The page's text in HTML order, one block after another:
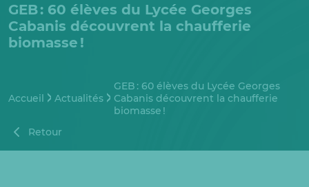
GEB : 60 élèves du Lycée Georges
Cabanis découvrent la chaufferie
biomasse !
Accueil Actualités
GEB : 60 élèves du Lycée Georges
Cabanis découvrent la chaufferie
biomasse !
Retour